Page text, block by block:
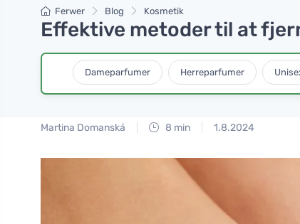
Ferwer Blog Kosmetik
Effektive metoder til at
Dameparfumer Herreparfumer
Martina Domanská 8 min 1.8.2024